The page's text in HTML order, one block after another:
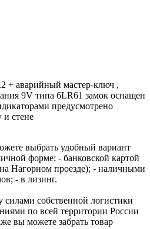
+ аварийный мастер-ключ ,
9V типа 6LR61 замок оснащен
предусмотрено
и стене
выбрать удобный вариант
форме; - банковской картой
Нагорном проезде); - наличными
- в лизинг.
собственной логистики
по всей территории России
вы можете забрать товар